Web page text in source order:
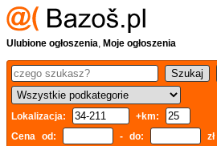
Ulubione ogłoszenia, Moje ogłoszenia
Lokalizacja:
+km:
Cena od:
- do: zł